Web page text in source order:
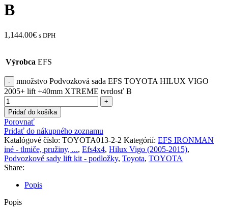
B
1,144.00€ s DPH
Výrobca EFS
množstvo Podvozková sada EFS TOYOTA HILUX VIGO
2005+ lift +40mm XTREME tvrdosť B
Pridať do košíka
Porovnať
Pridať do nákupného zoznamu
Katalógové číslo: TOYOTA013-2-2 Kategórií: EFS IRONMAN
iné - tlmiče, pružiny, ..., Efs4x4, Hilux Vigo (2005-2015),
Podvozkové sady lift kit - podložky, Toyota, TOYOTA
Share:
Popis
Popis